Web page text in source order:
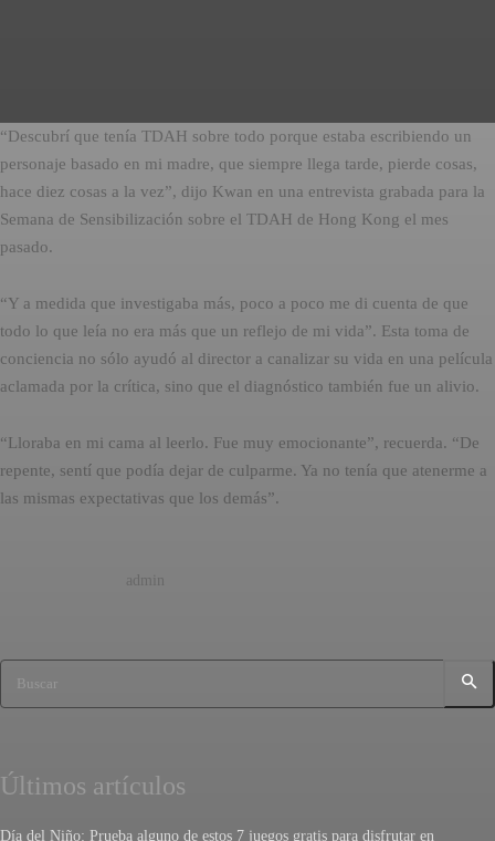
“Descubrí que tenía TDAH sobre todo porque estaba escribiendo un
personaje basado en mi madre, que siempre llega tarde, pierde cosas,
hace diez cosas a la vez”, dijo Kwan en una entrevista grabada para la
Semana de Sensibilización sobre el TDAH de Hong Kong el mes
pasado.
“Y a medida que investigaba más, poco a poco me di cuenta de que
todo lo que leía no era más que un reflejo de mi vida”. Esta toma de
conciencia no sólo ayudó al director a canalizar su vida en una película
aclamada por la crítica, sino que el diagnóstico también fue un alivio.
“Lloraba en mi cama al leerlo. Fue muy emocionante”, recuerda. “De
repente, sentí que podía dejar de culparme. Ya no tenía que atenerme a
las mismas expectativas que los demás”.
admin
Buscar
Últimos artículos
Día del Niño: Prueba alguno de estos 7 juegos gratis para disfrutar en